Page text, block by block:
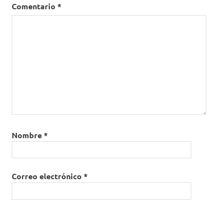
Comentario *
Nombre*
Correo electrónico *